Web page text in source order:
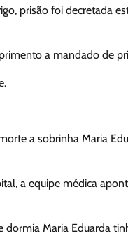
prisão foi decretada
a mandado de
a sobrinha Maria
a equipe médica
dormia Maria Eduarda